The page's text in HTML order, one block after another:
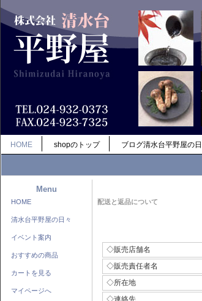
HOME shopのトップ ブログ清水台平野屋の
Menu
HOME
清水台平野屋の日々
イベント案内
おすすめの商品
カートを見る
マイページへ
配送と返品について
◇販売店舗名
◇販売責任者名
◇所在地
◇連絡先